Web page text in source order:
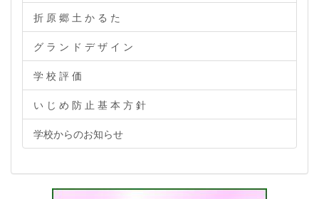
折 原 郷 土 か る た
グ ラ ン ド デ ザ イ ン
学 校 評 価
い じ め 防 止 基 本 方 針
学校からのお知らせ